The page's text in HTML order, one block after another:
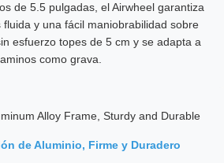
de 5.5 pulgadas, el Airwheel garantiza
fluida y una fácil maniobrabilidad sobre
esfuerzo topes de 5 cm y se adapta a
como grava.
de Aluminio, Firme y Duradero